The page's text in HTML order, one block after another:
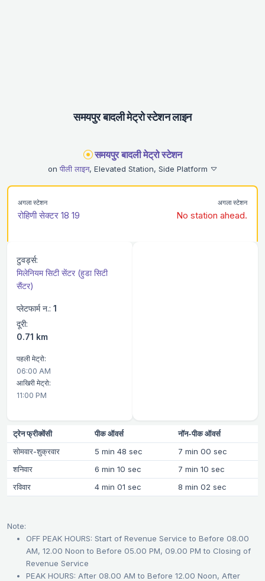
समयपुर बादली मेट्रो स्टेशन लाइन
समयपुर बादली मेट्रो स्टेशन
on पीली लाइन, Elevated Station, Side Platform
अगला स्टेशन
रोहिणी सेक्टर 18 19
अगला स्टेशन
No station ahead.
टुवर्ड्स:
मिलेनियम सिटी सेंटर (हुडा सिटी
सैंटर)
प्लेटफार्म न.: 1
दूरी:
0.71 km
पहली मेट्रो:
06:00 AM
आखिरी मेट्रो:
11:00 PM
ट्रेन फ्रीक्वेंसी पीक ऑवर्स
नॉन-पीक ऑवर्स
सोमवार-शुक्रवार
5 min 48 sec
7 min 00 sec
शनिवार
6 min 10 sec
7 min 10 sec
रविवार
4 min 01 sec 8 min 02 sec
Note:
OFF PEAK HOURS: Start of Revenue Service to Before 08.00
AM, 12.00 Noon to Before 05.00 PM, 09.00 PM to Closing of
Revenue Service
PEAK HOURS: After 08.00 AM to Before 12.00 Noon, After